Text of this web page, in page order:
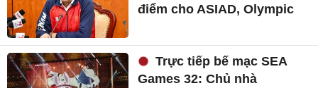
điểm cho ASIAD, Olympic
Trực tiếp bế mạc SEA
Games 32: Chủ nhà